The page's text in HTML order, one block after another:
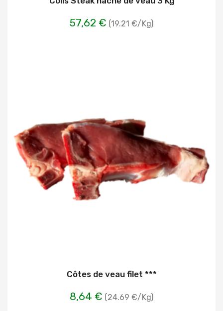
57,62 € (19.21 €/Kg)
Côtes de veau filet ***
8,64 € (24.69 €/Kg)